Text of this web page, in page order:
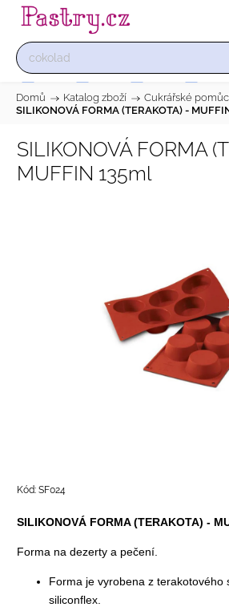
Domů / Katalog zboží / Cukrářské
SILIKONOVÁ FORMA (TERAKOTA) -
SILIKONOVÁ FORMA
MUFFIN 135ml
Kód: SF024
SILIKONOVÁ FORMA (TERAKOTA) -
Forma na dezerty a pečení.
Forma je vyrobena z terakotového
siliconflex.